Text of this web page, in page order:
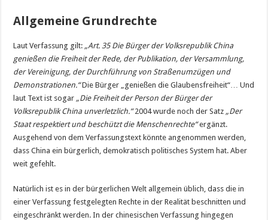
Allgemeine Grundrechte
Laut Verfassung gilt: „Art. 35 Die Bürger der Volksrepublik China
genießen die Freiheit der Rede, der Publikation, der Versammlung,
der Vereinigung, der Durchführung von Straßenumzügen und
Demonstrationen.“Die Bürger „genießen die Glaubensfreiheit“… Und
laut Text ist sogar „Die Freiheit der Person der Bürger der
Volksrepublik China unverletzlich.“2004 wurde noch der Satz „Der
Staat respektiert und beschützt die Menschenrechte“ergänzt.
Ausgehend von dem Verfassungstext könnte angenommen werden,
dass China ein bürgerlich, demokratisch politisches System hat. Aber
weit gefehlt.
Natürlich ist es in der bürgerlichen Welt allgemein üblich, dass die in
einer Verfassung festgelegten Rechte in der Realität beschnitten und
eingeschränkt werden. In der chinesischen Verfassung hingegen